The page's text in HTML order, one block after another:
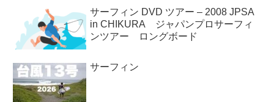
サーフィン DVD ツアー – 2008 JPSA
in CHIKURA ジャパンプロサーフィ
ンツアー ロングボード
サーフィン